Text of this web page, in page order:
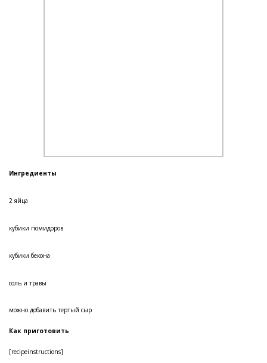
Ингредиенты
2 яйца
кубики помидоров
кубики бекона
соль и травы
можно добавить тертый сыр
Как приготовить
[recipeinstructions]